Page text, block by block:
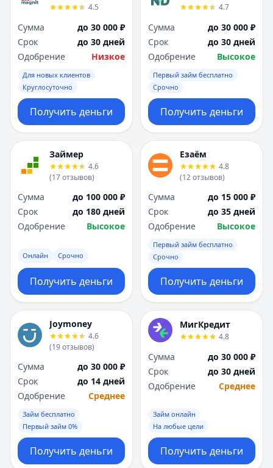
4.5
Сумма
до 30 000 ₽
Срок
до 30 дней
Одобрение
Низкое
Для новых клиентов
Круглосуточно
Получить деньги
4.7
Сумма
до 30 000 ₽
Срок
до 30 дней
Одобрение
Высокое
Первый займ бесплатно
Срочно
Получить деньги
Займер
4.6
(17отзывов)
Сумма
до 100 000 ₽
Срок
до 180 дней
Одобрение
Высокое
Онлайн Срочно
Получить деньги
Езаём
4.8
(12отзывов)
Сумма
до 15 000 ₽
Срок
до 35 дней
Одобрение
Высокое
Первый займ бесплатно
Срочно
Получить деньги
Joymoney
4.6
(19отзывов)
Сумма
до 30 000 ₽
Срок
до 14 дней
Одобрение
Среднее
Займ бесплатно
Первый займ 0%
Получить деньги
МигКредит
4.8
Сумма
до 30 000 ₽
Срок
до 30 дней
Одобрение
Среднее
Займ онлайн
На любые цели
Получить деньги